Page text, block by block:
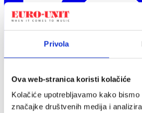
Privola
Ova web-stranica koristi kolačiće
Kolačiće upotrebljavamo kako
značajke društvenih medija i